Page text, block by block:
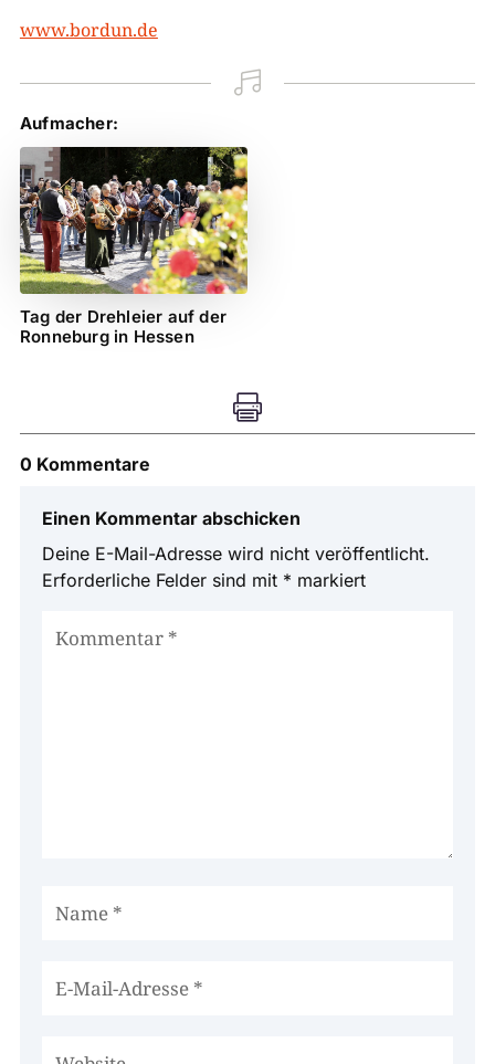
www.bordun.de

Aufmacher:
Tag der Drehleier auf der
Ronneburg in Hessen

0 Kommentare
Einen Kommentar abschicken
Deine E-Mail-Adresse wird nicht veröffentlicht.
Erforderliche Felder sind mit * markiert